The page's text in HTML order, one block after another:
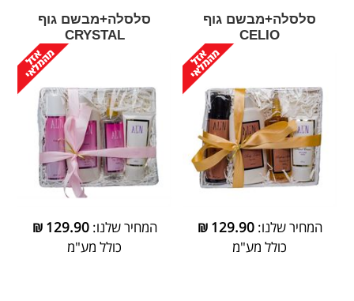
סלסלה+מבשם גוף
CELIO
המחיר שלנו:129.90
₪
כולל מע"מ
סלסלה+מבשם גוף
CRYSTAL
המחיר שלנו:129.90
₪
כולל מע"מ